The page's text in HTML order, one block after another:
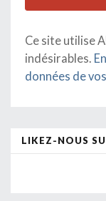
Ce site utilise
indésirables.
données de
LIKEZ-NOUS